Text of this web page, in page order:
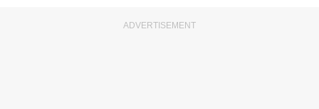
ADVERTISEMENT